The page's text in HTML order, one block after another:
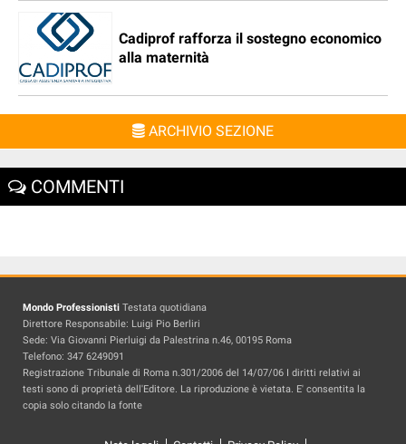
Cadiprof rafforza il sostegno economico
alla maternità
ARCHIVIO SEZIONE
COMMENTI
Mondo Professionisti Testata quotidiana
Direttore Responsabile: Luigi Pio Berliri
Sede: Via Giovanni Pierluigi da Palestrina n.46, 00195 Roma
Telefono: 347 6249091
Registrazione Tribunale di Roma n.301/2006 del 14/07/06 I diritti relativi ai
testi sono di proprietà dell'Editore. La riproduzione è vietata. E' consentita la
copia solo citando la fonte